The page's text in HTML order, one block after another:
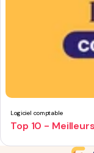
Logiciel comptable
Top 10 -